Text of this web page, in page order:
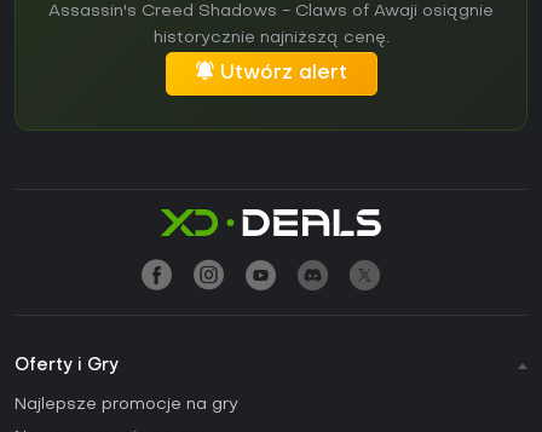
Assassin's Creed Shadows - Claws of Awaji osiągnie
historycznie najniższą cenę.
Utwórz alert
Oferty i Gry
Najlepsze promocje na gry